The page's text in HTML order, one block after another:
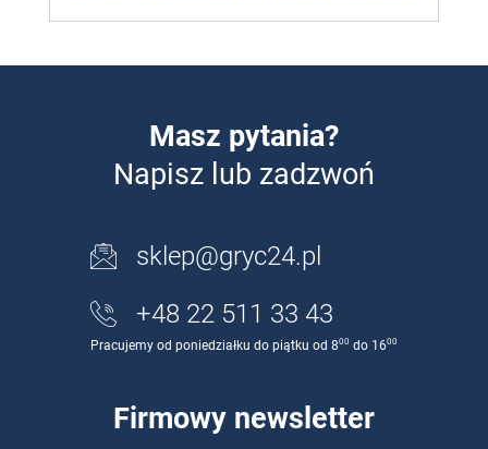
Masz pytania?
Napisz lub zadzwoń
sklep@gryc24.pl
+48 22 511 33 43
Pracujemy od poniedziałku do piątku od 800 do 1600
Firmowy newsletter